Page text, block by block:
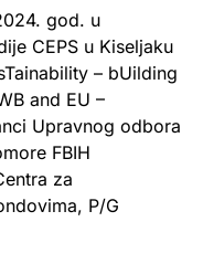
god. u
CEPS u Kiseljaku
– bUilding
and EU –
Upravnog odbora
FBIH
za
P/G